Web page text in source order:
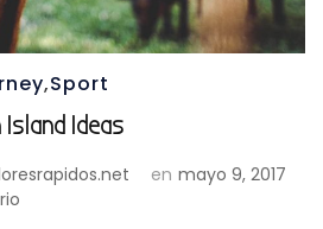
,Sport
Ideas
en mayo 9, 2017